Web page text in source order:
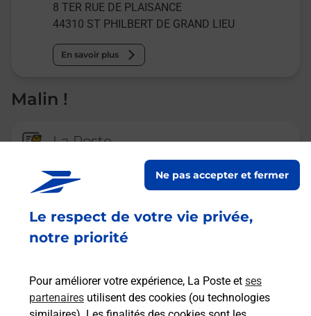
Le respect de votre vie privée,
notre priorité
Pour améliorer votre expérience, La Poste et ses
partenaires utilisent des cookies (ou technologies
Ne pas accepter et fermer
8 TER RUE DE PLAISANCE
44310 ST PHILBERT DE GRAND LIEU
En savoir plus
Malin !
La Poste
En savoir plus
Recherchez un autre point de contact